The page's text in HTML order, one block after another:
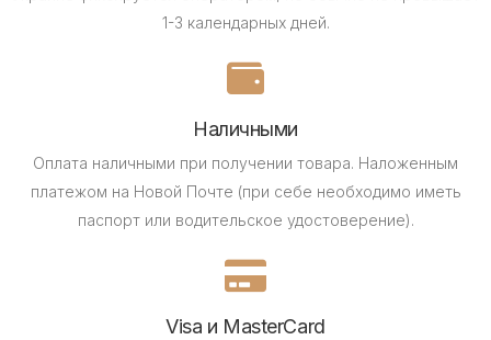
1-3 календарных дней.
Наличными
Оплата наличными при получении товара. Наложенным
платежом на Новой Почте (при себе необходимо иметь
паспорт или водительское удостоверение).
Visa и MasterCard